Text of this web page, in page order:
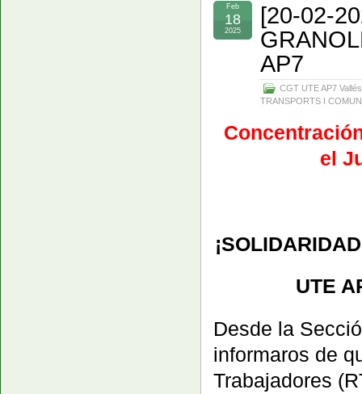
[20-02-
AP7
CGT UTE AP7 Vallés
TRANSPORTS I
Feb
18
2025
el
UTE
Desde la
informaros de
Trabajadores